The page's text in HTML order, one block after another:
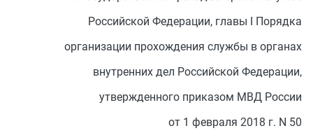
Российской Федерации, главы I Порядка
организации прохождения службы в органах
внутренних дел Российской Федерации,
утвержденного приказом МВД России
от 1 февраля 2018 г. N 50